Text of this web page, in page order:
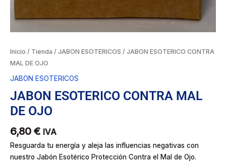
Inicio / Tienda / JABON ESOTERICOS / JABON ESOTERICO CONTRA
MAL DE OJO
JABON ESOTERICOS
JABON ESOTERICO CONTRA MAL
DE OJO
6,80 € IVA
Resguarda tu energía y aleja las influencias negativas con
nuestro Jabón Esotérico Protección Contra el Mal de Ojo.